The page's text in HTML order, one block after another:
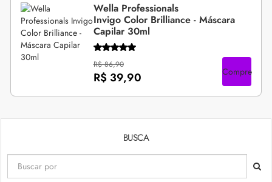
Wella Professionals
Invigo Color Brilliance - Máscara
Capilar 30ml
R$ 86,90
R$ 39,90 Compre
BUSCA